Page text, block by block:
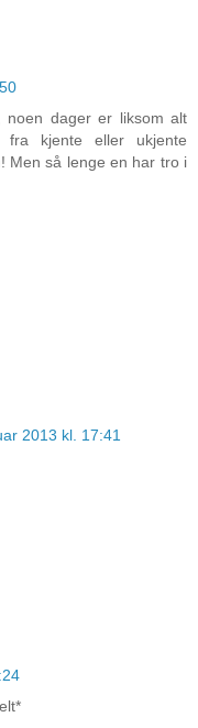
noen dager er liksom alt
kjente eller ukjente
Men så lenge en har tro i
2013 kl. 17:41